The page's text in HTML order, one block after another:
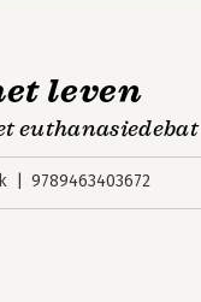
leven
euthanasiedebat
9789463403672